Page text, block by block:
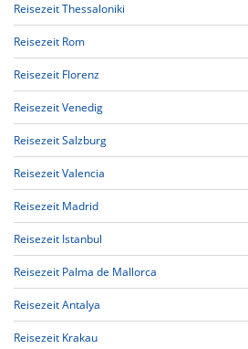
Reisezeit Thessaloniki
Reisezeit Rom
Reisezeit Florenz
Reisezeit Venedig
Reisezeit Salzburg
Reisezeit Valencia
Reisezeit Madrid
Reisezeit Istanbul
Reisezeit Palma de Mallorca
Reisezeit Antalya
Reisezeit Krakau